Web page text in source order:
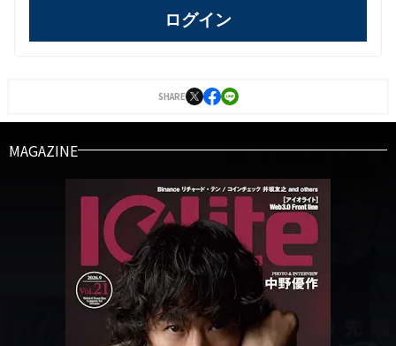
ログイン
SHARE
MAGAZINE